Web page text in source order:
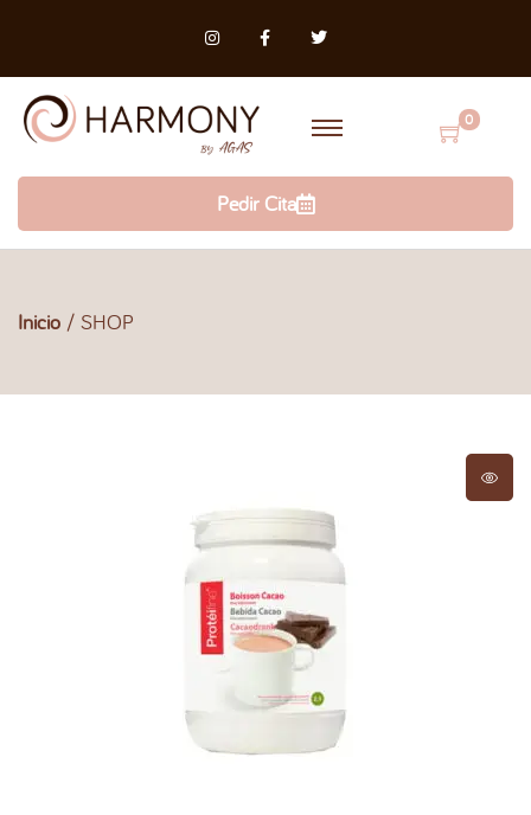
0
Pedir Cita
Inicio / SHOP